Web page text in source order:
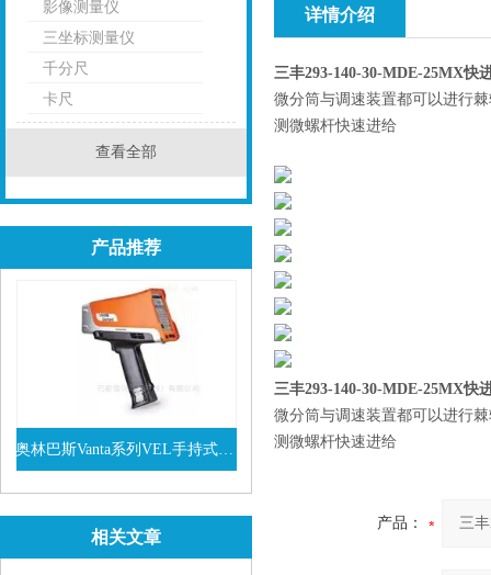
影像测量仪
三坐标测量仪
千分尺
卡尺
查看全部
产品推荐
奥林巴斯Vanta系列VEL手持式XRF光谱仪
查看详情
相关文章
详情介绍
三丰293-140-30-MDE-25MX快
微分筒与调速装置都可以进行
测微螺杆快速进给
三丰293-140-30-MDE-25MX快
微分筒与调速装置都可以进行
测微螺杆快速进给
产品：